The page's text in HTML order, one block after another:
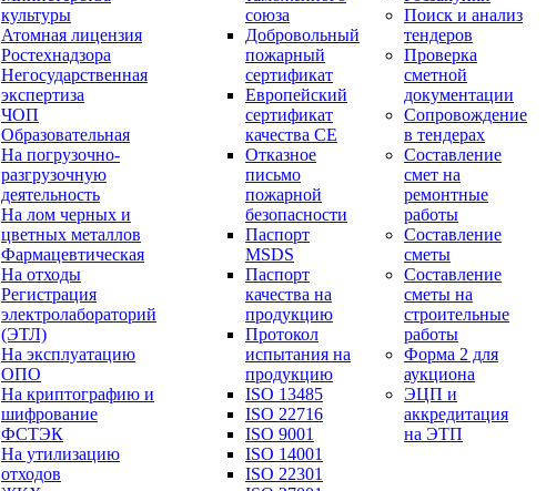
культуры
Атомная лицензия
Ростехнадзора
Негосударственная
экспертиза
ЧОП
Образовательная
На погрузочно-
разгрузочную
деятельность
На лом черных и
цветных металлов
Фармацевтическая
На отходы
Регистрация
электролабораторий
(ЭТЛ)
На эксплуатацию
ОПО
На криптографию и
шифрование
ФСТЭК
На утилизацию
отходов
союза
Добровольный
пожарный
сертификат
Европейский
сертификат
качества СЕ
Отказное
письмо
пожарной
безопасности
Паспорт
МSDS
Паспорт
качества на
продукцию
Протокол
испытания на
продукцию
ISO 13485
ISO 22716
ISO 9001
ISO 14001
ISO 22301
Поиск и анализ
тендеров
Проверка
сметной
документации
Сопровождение
в тендерах
Составление
смет на
ремонтные
работы
Составление
сметы
Составление
сметы на
строительные
работы
Форма 2 для
аукциона
ЭЦП и
аккредитация
на ЭТП